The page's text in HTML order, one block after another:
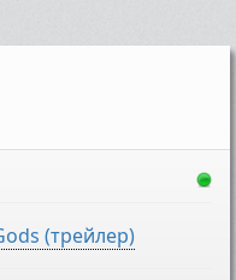
(трейлер)